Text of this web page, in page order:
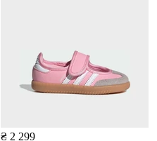
₴ 2 299